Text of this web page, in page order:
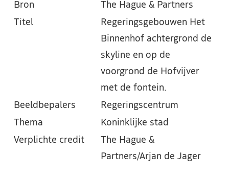
Bron
The Hague & Partners
Titel
Regeringsgebouwen Het
Binnenhof achtergrond de
skyline en op de
voorgrond de Hofvijver
met de fontein.
Beeldbepalers
Regeringscentrum
Thema
Koninklijke stad
Verplichte credit
The Hague &
Partners/Arjan de Jager